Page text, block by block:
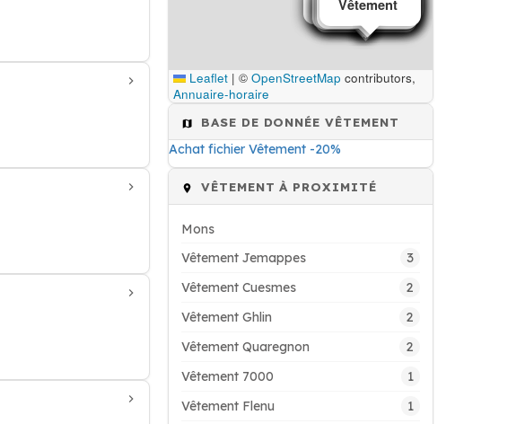
Vêtement
Vêtement
Vêtement
Vêtement
Vêtement
Vêtement
Vêtement
Vêtement
Vêtement
Vêtement
Vêtement
Vêtement
Vêtement
Leaflet | © OpenStreetMap contributors,
Annuaire-horaire
BASE DE DONNÉE VÊTEMENT
Achat fichier Vêtement -20%
VÊTEMENT À PROXIMITÉ
Mons
Vêtement Jemappes
3
Vêtement Cuesmes 2
Vêtement Ghlin 2
Vêtement Quaregnon 2
Vêtement 7000 1
Vêtement Flenu 1